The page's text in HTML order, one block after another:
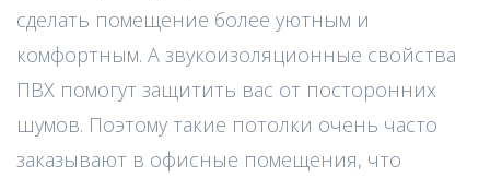
сделать помещение более уютным и
комфортным. А звукоизоляционные свойства
ПВХ помогут защитить вас от посторонних
шумов. Поэтому такие потолки очень часто
заказывают в офисные помещения, что